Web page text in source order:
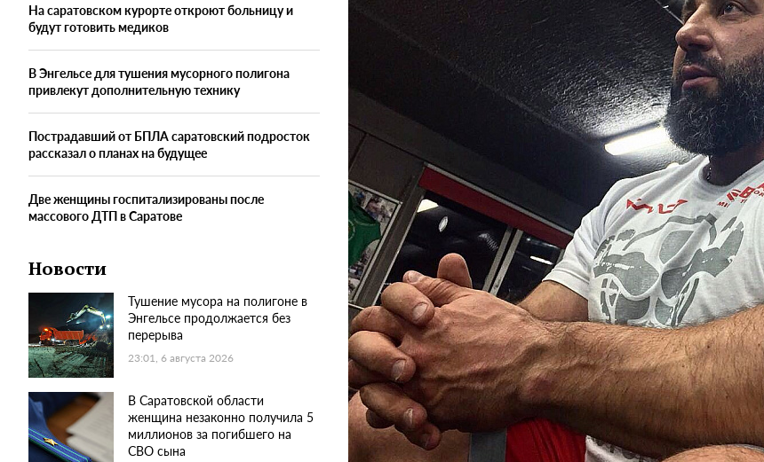
На саратовском курорте откроют больницу и
будут готовить медиков
В Энгельсе для тушения мусорного полигона
привлекут дополнительную технику
Пострадавший от БПЛА саратовский подросток
рассказал о планах на будущее
Две женщины госпитализированы после
массового ДТП в Саратове
Новости
Тушение мусора на полигоне в
Энгельсе продолжается без
перерыва
23:01, 6 августа 2026
В Саратовской области
женщина незаконно получила 5
миллионов за погибшего на
СВО сына